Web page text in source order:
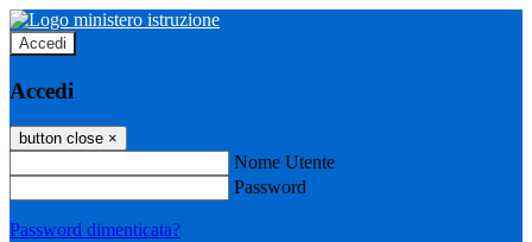
Accedi
Accedi
button close ×
Nome Utente
Password
Password dimenticata?